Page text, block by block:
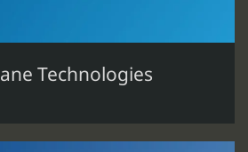
Technologies